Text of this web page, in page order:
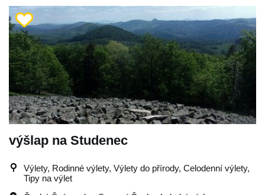
výšlap na Studenec
Výlety, Rodinné výlety, Výlety do přírody, Celodenní výlety,
Tipy na výlet